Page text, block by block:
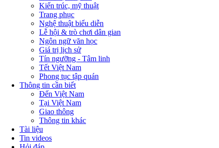
Kiến trúc, mỹ thuật
Trang phục
Nghệ thuật biểu diễn
Lễ hội & trò chơi dân gian
Ngôn ngữ văn học
Giá trị lịch sử
Tín ngưỡng - Tâm linh
Tết Việt Nam
Phong tục tập quán
Thông tin cần biết
Đến Việt Nam
Tại Việt Nam
Giao thông
Thông tin khác
Tài liệu
Tin videos